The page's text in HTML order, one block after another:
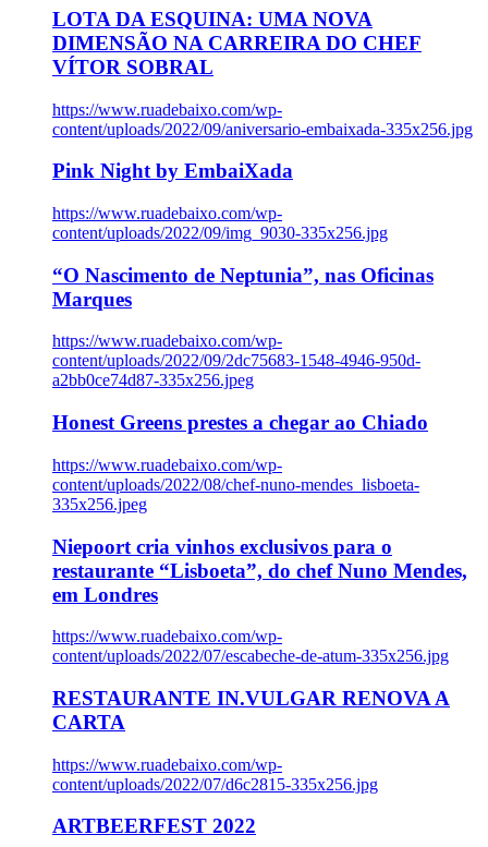
LOTA DA ESQUINA: UMA NOVA
DIMENSÃO NA CARREIRA DO CHEF
VÍTOR SOBRAL
https://www.ruadebaixo.com/wp-
content/uploads/2022/09/aniversario-embaixada-335x256.jpg
Pink Night by EmbaiXada
https://www.ruadebaixo.com/wp-
content/uploads/2022/09/img_9030-335x256.jpg
“O Nascimento de Neptunia”, nas Oficinas
Marques
https://www.ruadebaixo.com/wp-
content/uploads/2022/09/2dc75683-1548-4946-950d-
a2bb0ce74d87-335x256.jpeg
Honest Greens prestes a chegar ao Chiado
https://www.ruadebaixo.com/wp-
content/uploads/2022/08/chef-nuno-mendes_lisboeta-
335x256.jpeg
Niepoort cria vinhos exclusivos para o
restaurante “Lisboeta”, do chef Nuno Mendes,
em Londres
https://www.ruadebaixo.com/wp-
content/uploads/2022/07/escabeche-de-atum-335x256.jpg
RESTAURANTE IN.VULGAR RENOVA A
CARTA
https://www.ruadebaixo.com/wp-
content/uploads/2022/07/d6c2815-335x256.jpg
ARTBEERFEST 2022